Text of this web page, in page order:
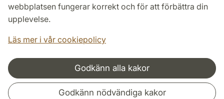
webbplatsen fungerar korrekt och för att förbättra din
upplevelse.
Läs mer i vår cookiepolicy
Godkänn alla kakor
Godkänn nödvändiga kakor
Följ oss i sociala medier
Samarbeten och nätverk